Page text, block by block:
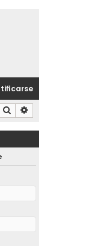
Buscar